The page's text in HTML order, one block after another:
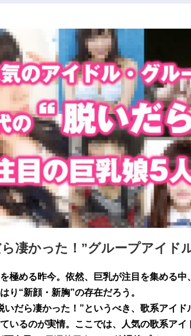
凄かった！ ”グループアイド
極める昨今。依然、巨乳が注目を集める
り “新顔・新胸”の存在だろう。
いだら凄かった！ ”というべき、歌系アイ
いるのが実情。ここでは、人気の歌系ア